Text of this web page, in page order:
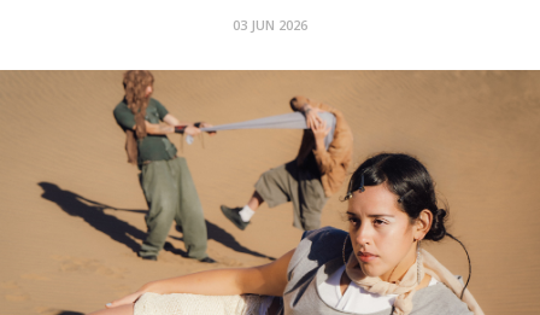
03 JUN 2026